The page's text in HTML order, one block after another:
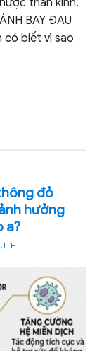
BAY ĐAU
có biết vì sao
đỏ
hưởng
a?